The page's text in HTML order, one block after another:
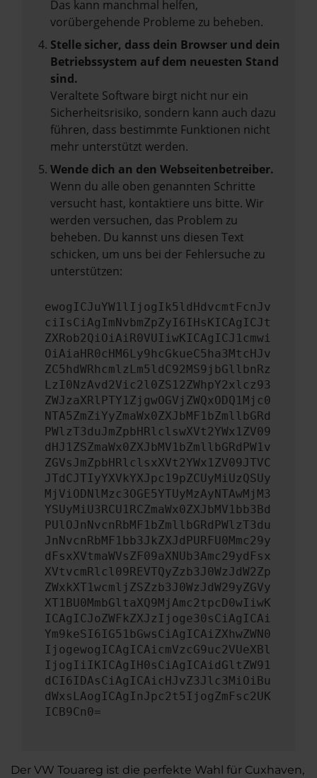
Das kann manchmal helfen,
vorübergehende Probleme zu beheben.
Stelle sicher, dass dein Browser und dein
Betriebssystem auf dem neuesten Stand
sind.
Veraltete Software birgt nicht nur ein
Sicherheitsrisiko, sondern kann auch dazu
führen, dass bestimmte Funktionen nicht
mehr unterstützt werden.
Wende dich an den Webseitenbetreiber.
Wenn du alle oben genannten Schritte
versucht hast, kontaktiere uns bitte. Wir
werden versuchen, das Problem zu
beheben. Du kannst uns diesen Text
schicken, um uns bei der Fehlersuche zu
unterstützen:
ewogICJuYW1lIjogIk5ldHdvcmtFcnJv
ciIsCiAgImNvbmZpZyI6IHsKICAgICJt
ZXRob2QiOiAiR0VUIiwKICAgICJ1cmwi
OiAiaHR0cHM6Ly9hcGkueC5ha3MtcHJv
ZC5hdWRhcmlzLm5ldC92MS9jbGllbnRz
LzI0NzAvd2Vic2l0ZS12ZWhpY2xlcz93
ZWJzaXRlPTY1ZjgwOGVjZWQxODQ1Mjc0
NTA5ZmZiYyZmaWx0ZXJbMF1bZmllbGRd
PWlzT3duJmZpbHRlclswXVt2YWx1ZV09
dHJ1ZSZmaWx0ZXJbMV1bZmllbGRdPW1v
ZGVsJmZpbHRlclsxXVt2YWx1ZV09JTVC
JTdCJTIyYXVkYXJpc19pZCUyMiUzQSUy
MjViODNlMzc3OGE5YTUyMzAyNTAwMjM3
YSUyMiU3RCU1RCZmaWx0ZXJbMV1bb3Bd
PUlOJnNvcnRbMF1bZmllbGRdPWlzT3du
JnNvcnRbMF1bb3JkZXJdPURFU0Mmc29y
dFsxXVtmaWVsZF09aXNUb3Amc29ydFsx
XVtvcmRlcl09REVTQyZzb3J0WzJdW2Zp
ZWxkXT1wcmljZSZzb3J0WzJdW29yZGVy
XT1BU0MmbGltaXQ9MjAmc2tpcD0wIiwK
ICAgICJoZWFkZXJzIjoge30sCiAgICAi
Ym9keSI6IG51bGwsCiAgICAiZXhwZWN0
IjogewogICAgICAicmVzcG9uc2VUeXBl
IjogIiIKICAgIH0sCiAgICAidGltZW91
dCI6IDAsCiAgICAicHJvZ3Jlc3MiOiBu
dWxsLAogICAgInJpc2t5IjogZmFsc2UK
ICB9Cn0=
Der VW Touareg ist die perfekte Wahl für Cuxhaven,